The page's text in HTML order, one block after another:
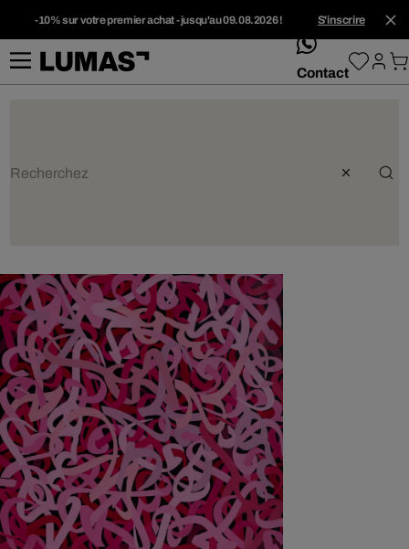
-10% sur votre premier achat - jusqu'au 09.08.2026 ! S'inscrire
whatsApp
Contact